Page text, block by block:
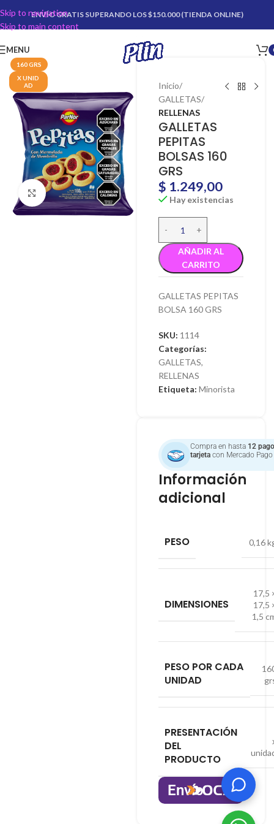
Skip to navigation
Skip to main content
ENVÍO GRATIS SUPERANDO LOS $150.000 (TIENDA ONLINE)
MENU
160 GRS
X UNID
AD
Click para agrandar
Inicio
GALLETAS
RELLENAS
GALLETAS
PEPITAS
BOLSAS 160
GRS
$ 1.249,00
Hay existencias
AÑADIR AL
CARRITO
GALLETAS PEPITAS
BOLSA 160 GRS
SKU: 1114
Categorías:
GALLETAS,
RELLENAS
Etiqueta: Minorista
Compra en hasta 12
tarjetacon Mercado Pago
Información
adicional
PESO 0,16
DIMENSIONES
17,5
17,5
1,5
PESO POR CADA
UNIDAD
PRESENTACIÓN
DEL
PRODUCTO
Envío